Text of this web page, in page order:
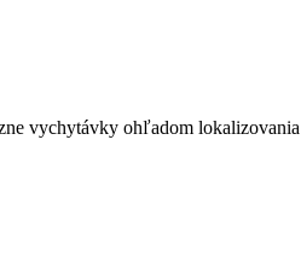
vychytávky ohľadom